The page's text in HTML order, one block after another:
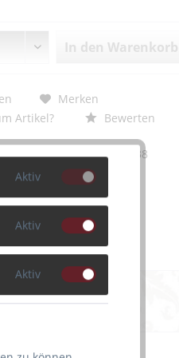
In den Warenkorb
Merken
Artikel?
Bewerten
8710-0-schwarz-38
Aktiv
Aktiv
Aktiv